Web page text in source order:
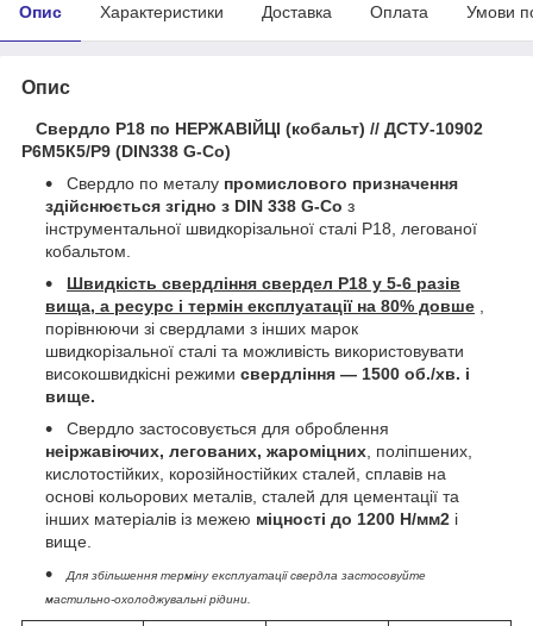
Опис Характеристики Доставка Оплата Умови
Опис
Свердло Р18 по НЕРЖАВІЙЦІ (кобальт) // ДСТУ-10902
Р6М5К5/Р9 (DIN338 G-Co)
Свердло по металу промислового призначення
здійснюється згідно з DIN 338 G-Co з
інструментальної швидкорізальної сталі Р18, легованої
кобальтом.
Швидкість свердління свердел Р18 у 5-6 разів
вища, а ресурс і термін експлуатації на 80% довше
порівнюючи зі свердлами з інших марок
швидкорізальної сталі та можливість використовувати
високошвидкісні режими свердління — 1500 об./хв. і
вище.
Свердло застосовується для оброблення
неіржавіючих, легованих, жароміцних , поліпшених,
кислотостійких, корозійностійких сталей, сплавів на
основі кольорових металів, сталей для цементації та
інших матеріалів із межею міцності до 1200 Н/мм2 і
вище.
Для збільшення терміну експлуатації свердла застосовуйте
мастильно-охолоджувальні рідини.